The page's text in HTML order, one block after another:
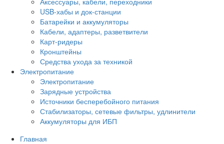
USB-хабы и док-станции
Батарейки и аккумуляторы
Кабели, адаптеры, разветвители
Карт-ридеры
Кронштейны
Средства ухода за техникой
Электропитание
Электропитание
Зарядные устройства
Источники бесперебойного питания
Стабилизаторы, сетевые фильтры, удлинители
Аккумуляторы для ИБП
Главная